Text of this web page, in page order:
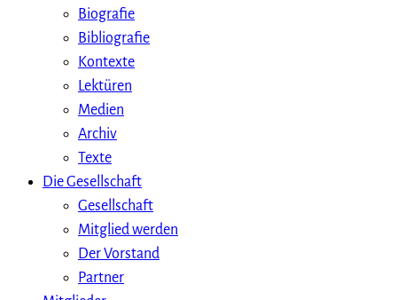
Biografie
Bibliografie
Kontexte
Lektüren
Medien
Archiv
Texte
Die Gesellschaft
Gesellschaft
Mitglied werden
Der Vorstand
Partner